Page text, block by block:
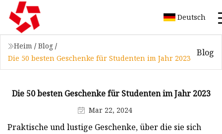
Deutsch
Heim / Blog /
Die 50 besten Geschenke für Studenten im Jahr 2023
Blog
Die 50 besten Geschenke für Studenten im Jahr 2023
Mar 22, 2024
Praktische und lustige Geschenke, über die sie sich